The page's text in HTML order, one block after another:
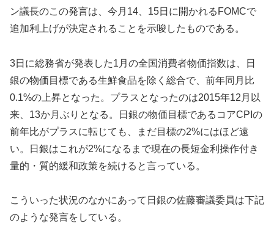
ン議長のこの発言は、今月14、15日に開かれるFOMCで
追加利上げが決定されることを示唆したものである。
3日に総務省が発表した1月の全国消費者物価指数は、日
銀の物価目標である生鮮食品を除く総合で、前年同月比
0.1%の上昇となった。プラスとなったのは2015年12月以
来、13か月ぶりとなる。日銀の物価目標であるコアCPIの
前年比がプラスに転じても、まだ目標の2%にはほど遠
い。日銀はこれが2%になるまで現在の長短金利操作付き
量的・質的緩和政策を続けると言っている。
こういった状況のなかにあって日銀の佐藤審議委員は下記
のような発言をしている。